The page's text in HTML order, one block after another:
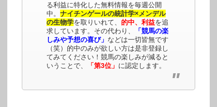
る利益に特化した無料情報を毎週公開
中。 ナイチンゲールの統計学×メンデル
の生物学を取りいれて、 的中、利益を追
求しています。その代わり、
「競馬の楽
しみや予想の喜び」 などは一切皆無です
（笑）的中のみが欲しい方は是非登録し
てみてください！競馬の楽しみが減ると
いうことで、
「第3位」 に認定します。